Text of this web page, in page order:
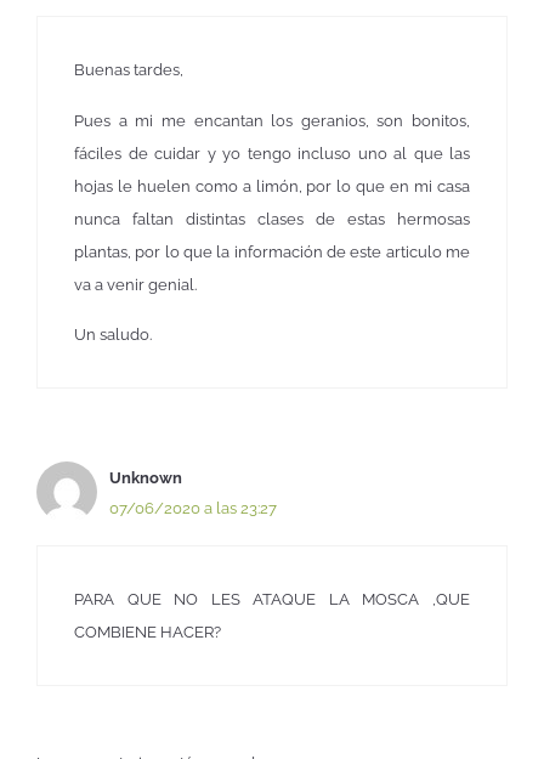
Buenas tardes,
Pues a mi me encantan los geranios, son bonitos,
fáciles de cuidar y yo tengo incluso uno al que las
hojas le huelen como a limón, por lo que en mi casa
nunca faltan distintas clases de estas hermosas
plantas, por lo que la información de este articulo me
va a venir genial.
Un saludo.
Unknown
07/06/2020 a las 23:27
PARA QUE NO LES ATAQUE LA MOSCA ,QUE
COMBIENE HACER?